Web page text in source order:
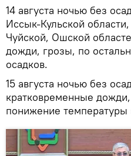
14 августа ночью без
Иссык-Кульской
Чуйской, Ошской
дожди, грозы, по
осадков.
15 августа ночью без
кратковременные
понижение температуры